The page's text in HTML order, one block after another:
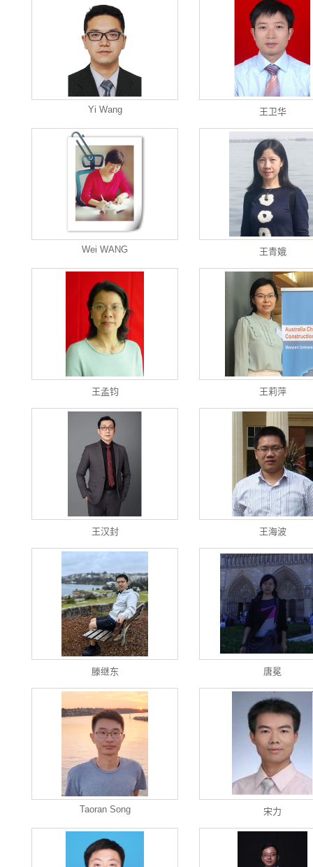
Yi Wang 王卫华
Wei WANG 王青娥
王孟钧 王莉萍
王汉封 王海波
滕继东 唐冕
Taoran Song 宋力